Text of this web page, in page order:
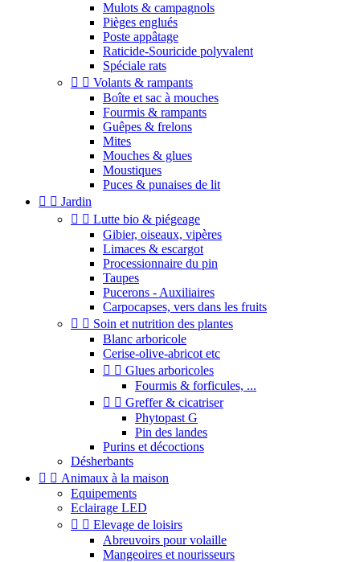
Mulots & campagnols
Pièges englués
Poste appâtage
Raticide-Souricide polyvalent
Spéciale rats
  Volants & rampants
Boîte et sac à mouches
Fourmis & rampants
Guêpes & frelons
Mites
Mouches & glues
Moustiques
Puces & punaises de lit
  Jardin
  Lutte bio & piégeage
Gibier, oiseaux, vipères
Limaces & escargot
Processionnaire du pin
Taupes
Pucerons - Auxiliaires
Carpocapses, vers dans les fruits
  Soin et nutrition des plantes
Blanc arboricole
Cerise-olive-abricot etc
  Glues arboricoles
Fourmis & forficules, ...
  Greffer & cicatriser
Phytopast G
Pin des landes
Purins et décoctions
Désherbants
  Animaux à la maison
Equipements
Eclairage LED
  Elevage de loisirs
Abreuvoirs pour volaille
Mangeoires et nourisseurs